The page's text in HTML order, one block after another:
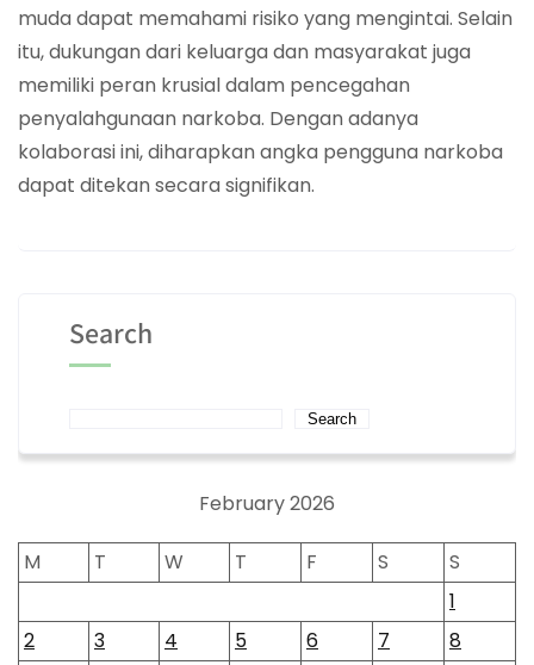
muda dapat memahami risiko yang mengintai. Selain
itu, dukungan dari keluarga dan masyarakat juga
memiliki peran krusial dalam pencegahan
penyalahgunaan narkoba. Dengan adanya
kolaborasi ini, diharapkan angka pengguna narkoba
dapat ditekan secara signifikan.
Search
Search
February 2026
M T W T F S
S
1
2
3 4 5 6 7
8